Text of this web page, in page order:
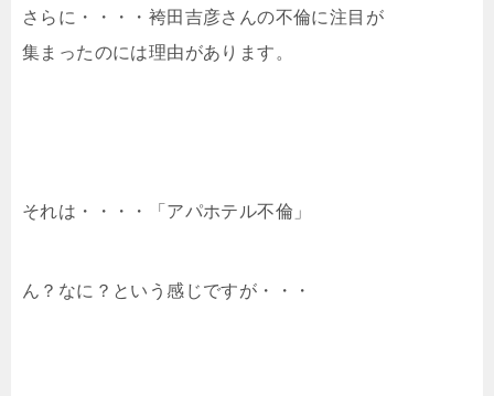
さらに・・・・袴田吉彦さんの不倫に注目が
集まったのには理由があります。
それは・・・・「アパホテル不倫」
ん？なに？という感じですが・・・